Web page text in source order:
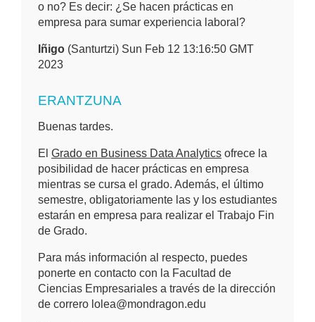
o no? Es decir: ¿Se hacen prácticas en
empresa para sumar experiencia laboral?
Iñigo (Santurtzi) Sun Feb 12 13:16:50 GMT
2023
ERANTZUNA
Buenas tardes.
El Grado en Business Data Analytics ofrece la
posibilidad de hacer prácticas en empresa
mientras se cursa el grado. Además, el último
semestre, obligatoriamente las y los estudiantes
estarán en empresa para realizar el Trabajo Fin
de Grado.
Para más información al respecto, puedes
ponerte en contacto con la Facultad de
Ciencias Empresariales a través de la dirección
de correro lolea@mondragon.edu